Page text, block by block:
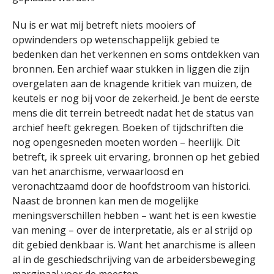
Nu is er wat mij betreft niets mooiers of
opwindenders op wetenschappelijk gebied te
bedenken dan het verkennen en soms ontdekken van
bronnen. Een archief waar stukken in liggen die zijn
overgelaten aan de knagende kritiek van muizen, de
keutels er nog bij voor de zekerheid. Je bent de eerste
mens die dit terrein betreedt nadat het de status van
archief heeft gekregen. Boeken of tijdschriften die
nog opengesneden moeten worden – heerlijk. Dit
betreft, ik spreek uit ervaring, bronnen op het gebied
van het anarchisme, verwaarloosd en
veronachtzaamd door de hoofdstroom van historici.
Naast de bronnen kan men de mogelijke
meningsverschillen hebben – want het is een kwestie
van mening – over de interpretatie, als er al strijd op
dit gebied denkbaar is. Want het anarchisme is alleen
al in de geschiedschrijving van de arbeidersbeweging